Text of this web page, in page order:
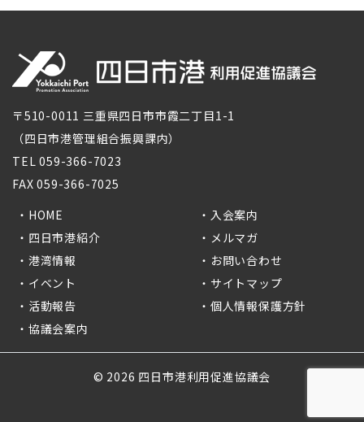
〒510-0011 三重県四日市市霞二丁目1-1
（四日市港管理組合振興課内）
TEL 059-366-7023
FAX 059-366-7025
HOME
四日市港紹介
港湾情報
イベント
活動報告
協議会案内
入会案内
メルマガ
お問い合わせ
サイトマップ
個人情報保護方針
© 2026 四日市港利用促進協議会